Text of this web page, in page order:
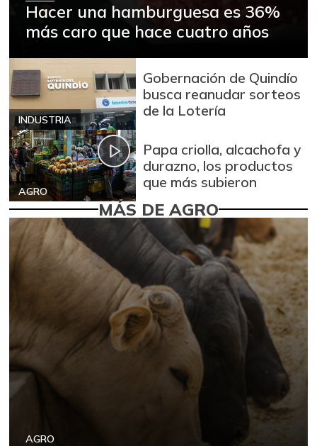
Hacer una hamburguesa es 36%
más caro que hace cuatro años
INDUSTRIA
Gobernación de Quindío
busca reanudar sorteos
de la Lotería
AGRO
Papa criolla, alcachofa y
durazno, los productos
que más subieron
MÁS DE AGRO
AGRO